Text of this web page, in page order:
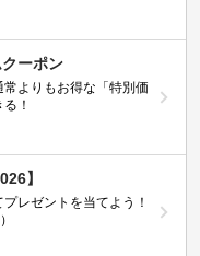
ーポン
よりもお得な「特別価
！
】
レゼントを当てよう！